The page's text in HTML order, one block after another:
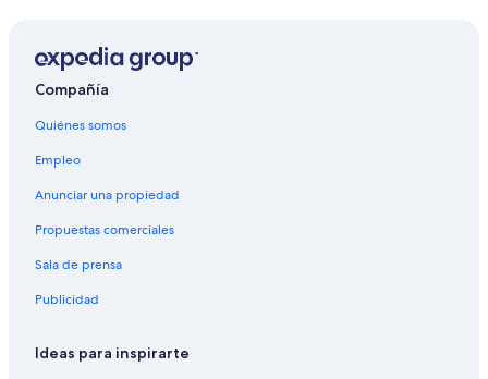
Alquiler de autos cerca de Brent
Alquiler de autos cerca de St. Pancras
Alquiler de autos cerca de Abbey
Alquiler de autos cerca de Thames
Alquiler de autos cerca de Iglesia Plaza de San Juan
Compañía
Quiénes somos
Empleo
Anunciar una propiedad
Propuestas comerciales
Sala de prensa
Publicidad
Ideas para inspirarte